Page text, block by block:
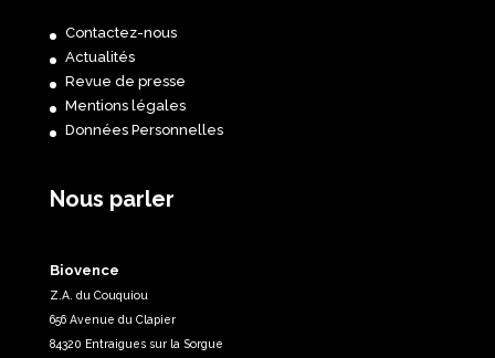
Contactez-nous
Actualités
Revue de presse
Mentions légales
Données Personnelles
Nous parler
Biovence
Z.A. du Couquiou
656 Avenue du Clapier
84320 Entraigues sur la Sorgue